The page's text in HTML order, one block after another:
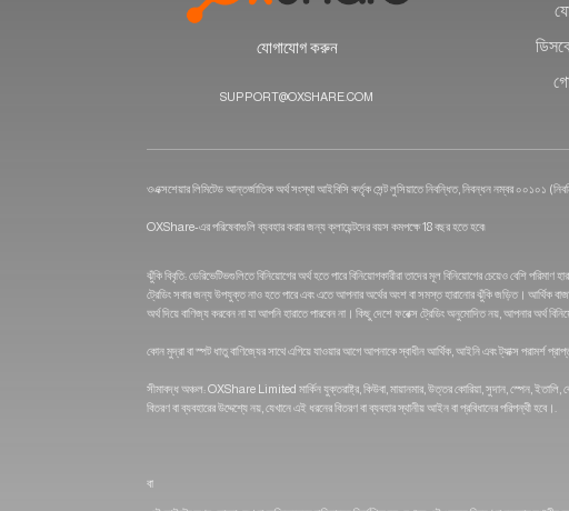
যোগাযোগ করুন
SUPPORT@OXSHARE.COM
ওএক্সশেয়ার লিমিটেড আন্তর্জাতিক অর্থ সংস্থা আইবিসি কর্তৃক সেন্ট লুসিয়াতে নিবন্ধিত, নিবন্ধন নম্বর ০০১০১
OXShare-এর পরিষেবাগুলি ব্যবহার করার জন্য ক্লায়েন্টদের বয়স কমপক্ষে 18 বছর হতে হবে৷
ঝুঁকি বিবৃতি: ডেরিভেটিভগুলিতে বিনিয়োগের অর্থ হতে পারে বিনিয়োগকারীরা তাদের মূল বিনিয়োগের চেয়েও বেশি
ট্রেডিং সবার জন্য উপযুক্ত নাও হতে পারে এবং এতে আপনার অর্থের অংশ বা সমস্ত হারানোর ঝুঁকি জড়িত। আর্থিক
অর্থ দিয়ে বাণিজ্য করবেন না যা আপনি হারাতে পারবেন না। কিছু দেশে ফরেক্স ট্রেডিং অনুমোদিত নয়, আপনার অর্থ
কোন মুদ্রা বা স্পট ধাতু বাণিজ্যের সাথে এগিয়ে যাওয়ার আগে আপনাকে স্বাধীন আর্থিক, আইনি এবং ট্যাক্স পরামর্শ
সীমাবদ্ধ অঞ্চল: OXShare Limited মার্কিন যুক্তরাষ্ট্র, কিউবা, মায়ানমার, উত্তর কোরিয়া, সুদান, স্পেন, ইতালি,
বিতরণ বা ব্যবহারের উদ্দেশ্যে নয়, যেখানে এই ধরনের বিতরণ বা ব্যবহার স্থানীয় আইন বা প্রবিধানের পরিপন্থী হবে।.
বা